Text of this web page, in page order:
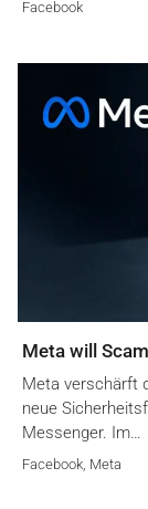
Facebook
Meta will
Meta verschärft
neue
Messenger. Im…
Facebook Meta